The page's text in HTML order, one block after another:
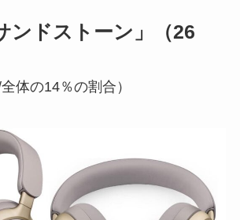
ンドストーン」（26
体の14％の割合）